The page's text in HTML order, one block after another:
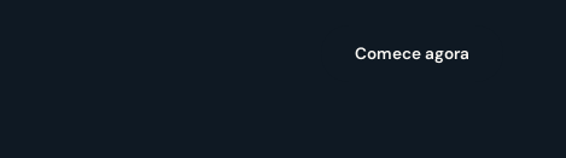
Comece agora